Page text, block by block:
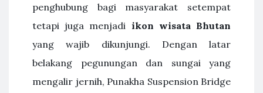
penghubung bagi masyarakat setempat
tetapi juga menjadi ikon wisata Bhutan
yang wajib dikunjungi. Dengan latar
belakang pegunungan dan sungai yang
mengalir jernih, Punakha Suspension Bridge